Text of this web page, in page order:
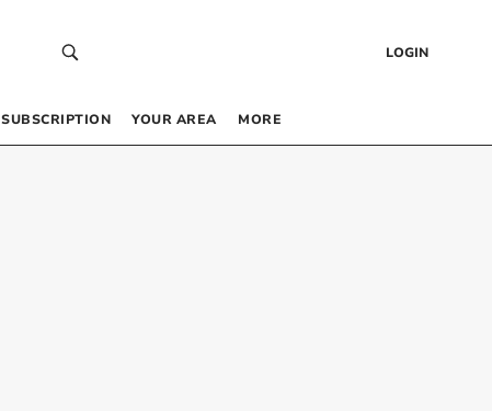
LOGIN
SUBSCRIPTION YOUR AREA MORE